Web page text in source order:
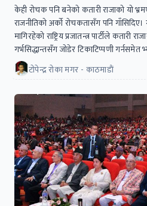
केही रोचक पनि बनेको कतारी राजाको यो
राजनीतिको अर्को रोचकतासँग पनि
मागिरहेको राष्ट्रिय प्रजातन्त्र पार्टीले
गर्भसिद्धान्तसँग जोडेर टिकाटिप्पणी गर्नसमेत
टोपेन्द्र रोका मगर - काठमाडाैं